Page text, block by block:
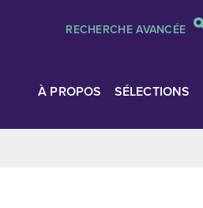
RECHERCHE AVANCÉE
À PROPOS SÉLECTIONS